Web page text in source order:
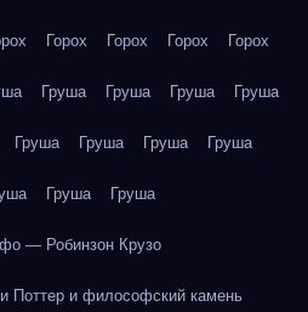
Горох Горох Горох Горох
Груша Груша Груша Груша
Груша Груша Груша Груша
Груша Груша
— Робинзон Крузо
Поттер и философский камень